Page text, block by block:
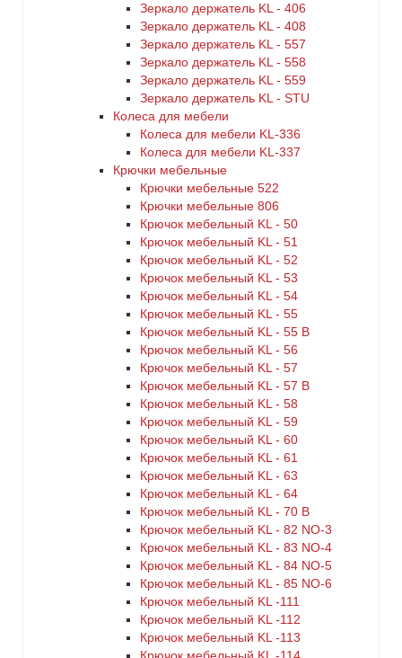
Зеркало держатель KL - 406
Зеркало держатель KL - 408
Зеркало держатель KL - 557
Зеркало держатель KL - 558
Зеркало держатель KL - 559
Зеркало держатель KL - STU
Колеса для мебели
Колеса для мебели KL-336
Колеса для мебели KL-337
Крючки мебельные
Крючки мебельные 522
Крючки мебельные 806
Крючок мебельный KL - 50
Крючок мебельный KL - 51
Крючок мебельный KL - 52
Крючок мебельный KL - 53
Крючок мебельный KL - 54
Крючок мебельный KL - 55
Крючок мебельный KL - 55 B
Крючок мебельный KL - 56
Крючок мебельный KL - 57
Крючок мебельный KL - 57 B
Крючок мебельный KL - 58
Крючок мебельный KL - 59
Крючок мебельный KL - 60
Крючок мебельный KL - 61
Крючок мебельный KL - 63
Крючок мебельный KL - 64
Крючок мебельный KL - 70 B
Крючок мебельный KL - 82 NO-3
Крючок мебельный KL - 83 NO-4
Крючок мебельный KL - 84 NO-5
Крючок мебельный KL - 85 NO-6
Крючок мебельный KL -111
Крючок мебельный KL -112
Крючок мебельный KL -113